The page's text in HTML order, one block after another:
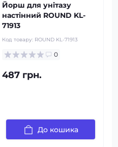
Йорш для унітазу
настінний ROUND KL-
71913
Код товару: ROUND KL-71913
0
487 грн.
До кошика